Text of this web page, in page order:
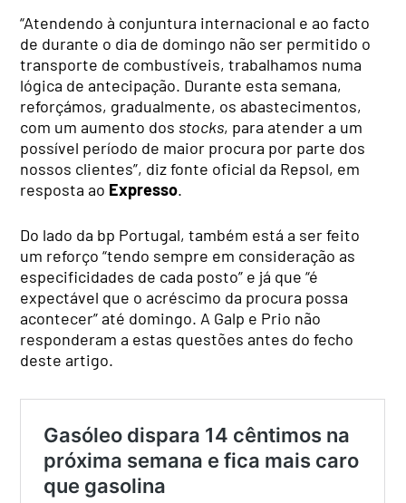
“Atendendo à conjuntura internacional e ao facto
de durante o dia de domingo não ser permitido o
transporte de combustíveis, trabalhamos numa
lógica de antecipação. Durante esta semana,
reforçámos, gradualmente, os abastecimentos,
com um aumento dos stocks, para atender a um
possível período de maior procura por parte dos
nossos clientes”, diz fonte oficial da Repsol, em
resposta ao Expresso.
Do lado da bp Portugal, também está a ser feito
um reforço “tendo sempre em consideração as
especificidades de cada posto” e já que “é
expectável que o acréscimo da procura possa
acontecer” até domingo. A Galp e Prio não
responderam a estas questões antes do fecho
deste artigo.